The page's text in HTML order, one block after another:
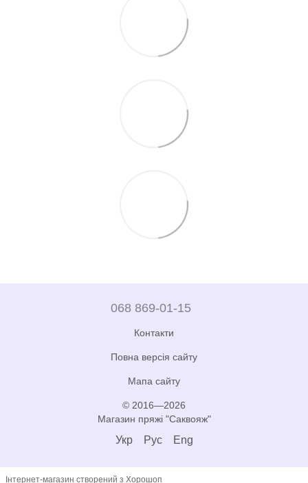
068 869-01-15
Контакти
Повна версія сайту
Мапа сайту
© 2016—2026
Магазин пряжі "Саквояж"
Укр Рус Eng
Інтернет-магазин створений з Хорошоп